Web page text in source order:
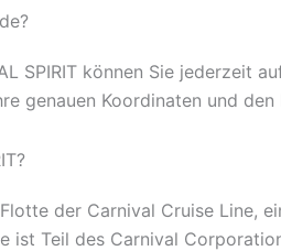
SPIRIT können Sie jederzeit
genauen Koordinaten und
der Carnival Cruise Line,
ist Teil des Carnival